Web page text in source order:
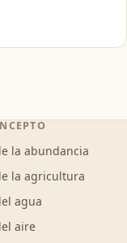
la abundancia
la agricultura
agua
aire